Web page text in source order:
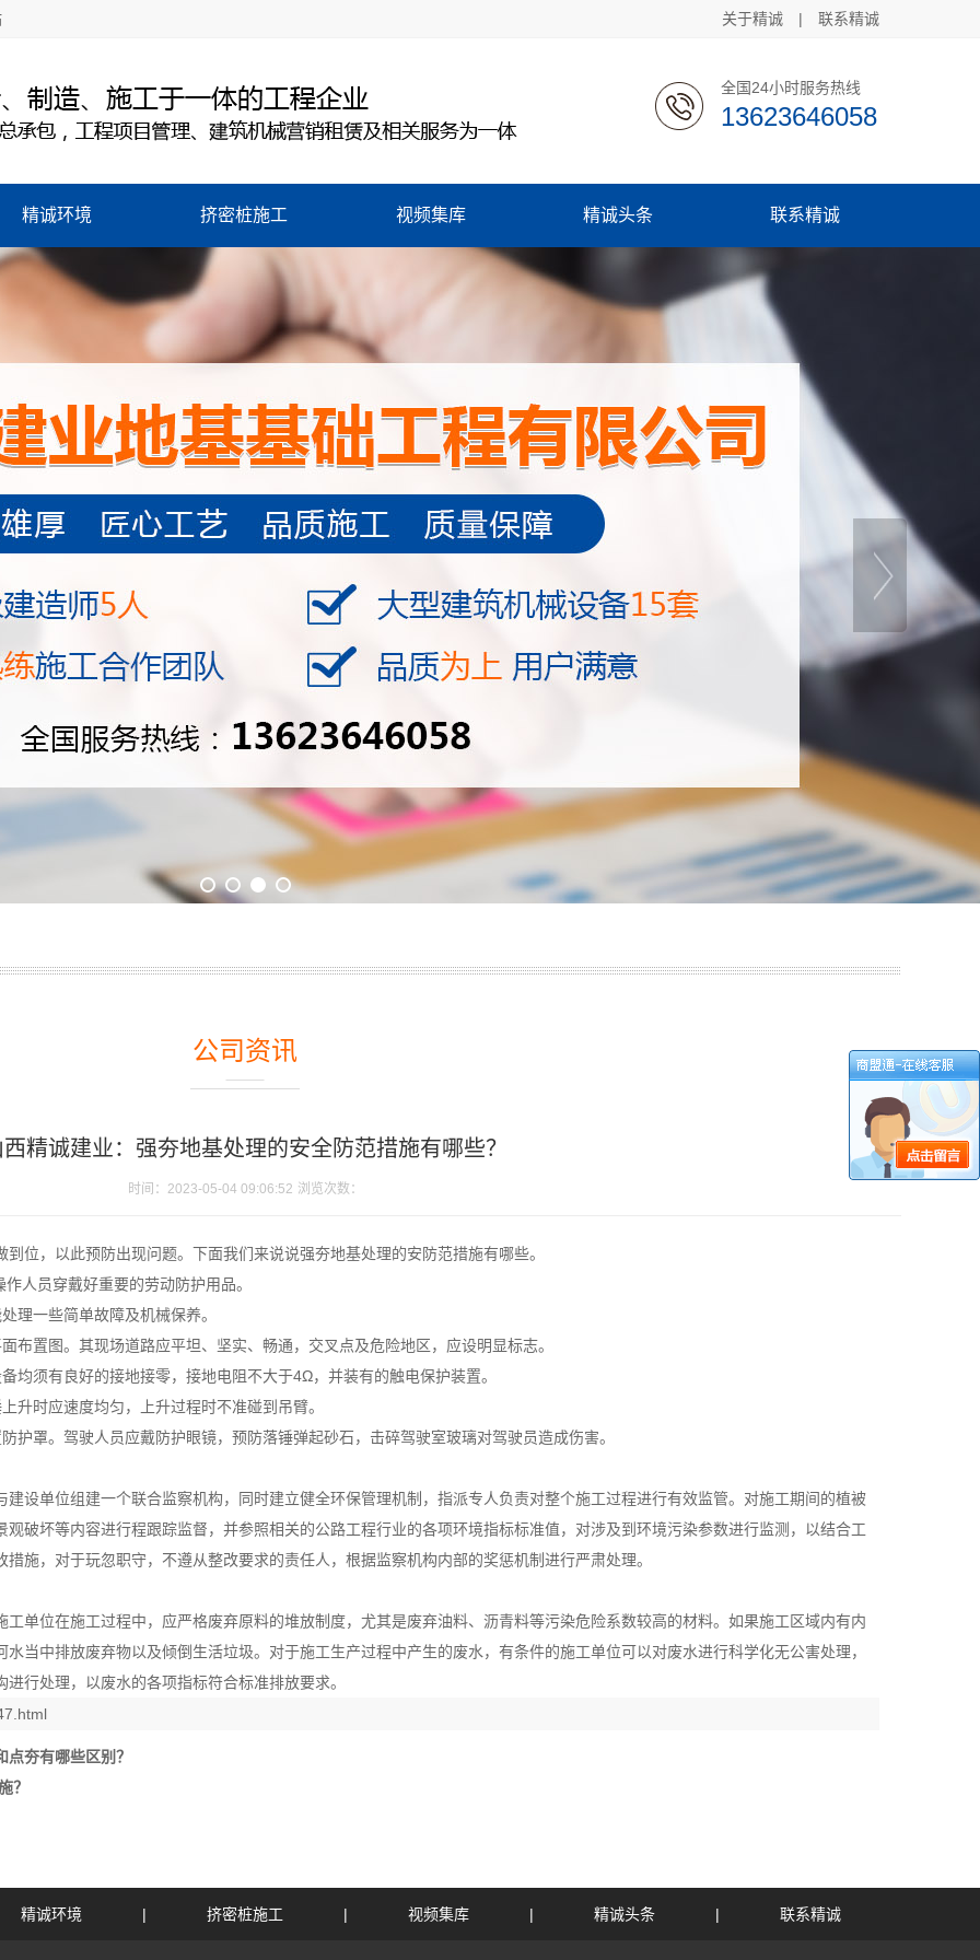
关于精诚 | 联系精诚
全国24小时服务热线
13623646058
精诚环境 挤密桩施工 视频集库 精诚头条 联系精诚
公司资讯
精诚建业：强夯地基处理的安全防范措施有哪些？
时间：2023-05-04 09:06:52 浏览次数：
位，以此预防出现问题。下面我们来说说强夯地基处理的安防范措施有哪些。
人员穿戴好重要的劳动防护用品。
理一些简单故障及机械保养。
布置图。其现场道路应平坦、坚实、畅通，交叉点及危险地区，应设明显标志。
均须有良好的接地接零，接地电阻不大于4Ω，并装有的触电保护装置。
升时应速度均匀，上升过程时不准碰到吊臂。
护罩。驾驶人员应戴防护眼镜，预防落锤弹起砂石，击碎驾驶室玻璃对驾驶员造成伤害。
设单位组建一个联合监察机构，同时建立健全环保管理机制，指派专人负责对整个施工过程进行有效监管。对施工期间的植被
破坏等内容进行程跟踪监督，并参照相关的公路工程行业的各项环境指标标准值，对涉及到环境污染参数进行监测，以结合工
施，对于玩忽职守，不遵从整改要求的责任人，根据监察机构内部的奖惩机制进行严肃处理。
单位在施工过程中，应严格废弃原料的堆放制度，尤其是废弃油料、沥青料等污染危险系数较高的材料。如果施工区域内有内
当中排放废弃物以及倾倒生活垃圾。对于施工生产过程中产生的废水，有条件的施工单位可以对废水进行科学化无公害处理，
行处理，以废水的各项指标符合标准排放要求。
夯有哪些区别？
？
精诚环境 | 挤密桩施工 | 视频集库 | 精诚头条 | 联系精诚